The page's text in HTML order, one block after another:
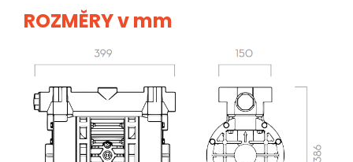
ROZMĚRY v mm